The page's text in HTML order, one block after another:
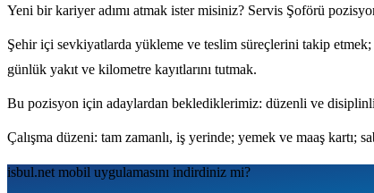
Yeni bir kariyer adımı atmak ister misiniz? Servis Şoförü
Şehir içi sevkiyatlarda yükleme ve teslim süreçlerini takip
günlük yakıt ve kilometre kayıtlarını tutmak.
Bu pozisyon için adaylardan beklediklerimiz: düzenli ve
Çalışma düzeni: tam zamanlı, iş yerinde; yemek ve maaş kartı;
isbul.net mobil uygulamаsını indirdiniz mi?